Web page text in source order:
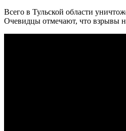
Всего в Тульской области
Очевидцы отмечают, что взрывы